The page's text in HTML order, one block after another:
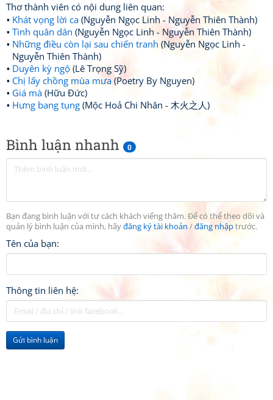
Bình luận nhanh 0
Bạn đang bình luận với tư cách khách viếng thăm. Để có thể theo dõi và
quản lý bình luận của mình, hãyđăng ký tài khoản /đăng nhậptrước.
Tên của bạn:
Thông tin liên hệ:
Gửi bình luận
Thơ thành viên có nội dung liên quan:
Khát vọng lời ca (Nguyễn Ngọc Linh - Nguyễn Thiên Thành)
Tình quân dân (Nguyễn Ngọc Linh - Nguyễn Thiên Thành)
Những điều còn lại sau chiến tranh (Nguyễn Ngọc Linh -
Nguyễn Thiên Thành)
Duyên kỳ ngộ (Lê Trọng Sỹ)
Chị lấy chồng mùa mưa (Poetry By Nguyen)
Giá mà (Hữu Đức)
Hưng bang tụng (Mộc Hoả Chi Nhân - 木火之人)